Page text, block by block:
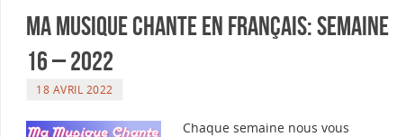
Ma musique chante en Français: Semaine
16 – 2022
18 AVRIL 2022
Chaque semaine nous vous